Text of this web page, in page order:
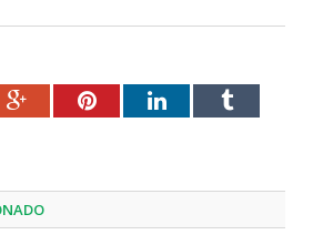
Google+PinterestLinkedInTumblr